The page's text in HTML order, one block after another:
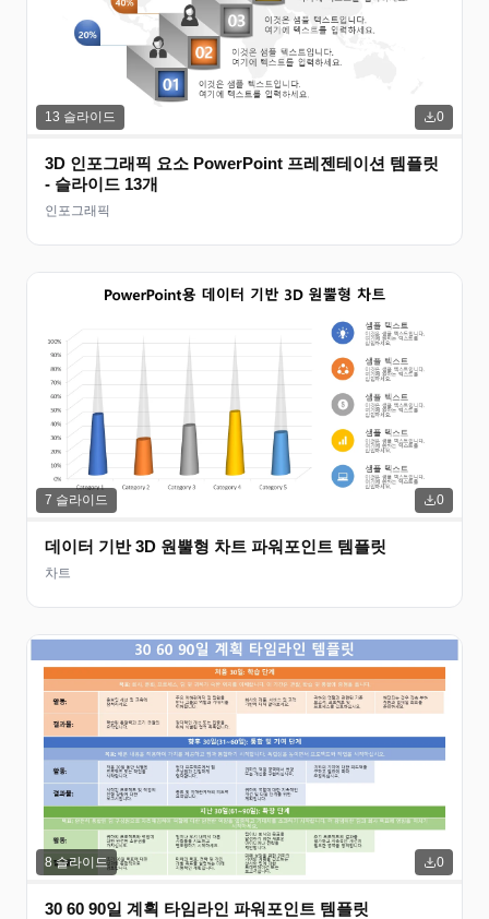
13 슬라이드 0
3D 인포그래픽 요소 PowerPoint 프레젠테이션 템플릿
- 슬라이드 13개
인포그래픽
7 슬라이드 0
데이터 기반 3D 원뿔형 차트 파워포인트 템플릿
차트
8 슬라이드 0
30 60 90일 계획 타임라인 파워포인트 템플릿